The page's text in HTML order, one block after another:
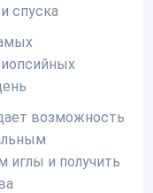
спуска
возможность
иглы и получить